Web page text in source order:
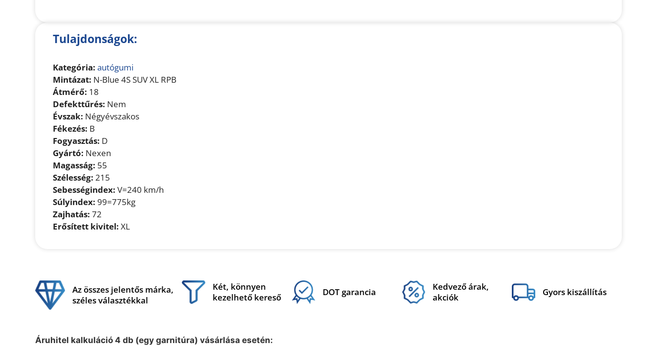
Tulajdonságok:
Kategória: autógumi
Mintázat: N-Blue 4S SUV XL RPB
Átmérő: 18
Defekttűrés: Nem
Évszak: Négyévszakos
Fékezés: B
Fogyasztás: D
Gyártó: Nexen
Magasság: 55
Szélesség: 215
Sebességindex: V=240 km/h
Súlyindex: 99=775kg
Zajhatás: 72
Erősített kivitel: XL
Az összes jelentős márka,
széles választékkal
Két, könnyen
kezelhető kereső
DOT garancia
Kedvező árak,
akciók
Gyors kiszállítás
Áruhitel kalkuláció 4 db (egy garnitúra) vásárlása esetén: